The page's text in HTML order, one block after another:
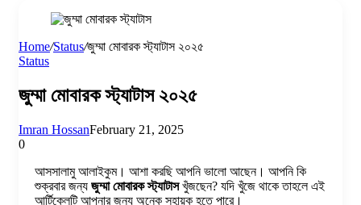
Home/Status/জুম্মা মোবারক স্ট্যাটাস ২০২৫
Status
জুম্মা মোবারক স্ট্যাটাস ২০২৫
Imran HossanFebruary 21, 2025
0
আসসালামু আলাইকুম। আশা করছি আপনি ভালো আছেন। আপনি কি
শুক্রবার জন্য জুম্মা মোবারক স্ট্যাটাসখুঁজছেন? যদি খুঁজে থাকে তাহলে এই
আর্টিকেলটি আপনার জন্য অনেক সহায়ক হতে পারে।